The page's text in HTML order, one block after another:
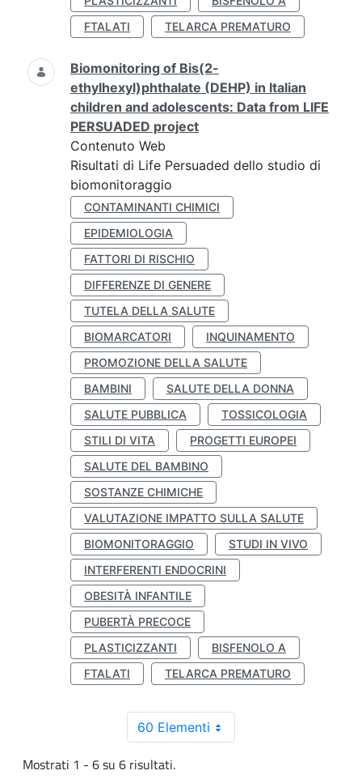
FTALATI
TELARCA PREMATURO
Biomonitoring of Bis(2-
ethylhexyl)phthalate (DEHP) in Italian
children and adolescents: Data from LIFE
PERSUADED project
Contenuto Web
Risultati di Life Persuaded dello studio di
biomonitoraggio
CONTAMINANTI CHIMICI
EPIDEMIOLOGIA
FATTORI DI RISCHIO
DIFFERENZE DI GENERE
TUTELA DELLA SALUTE
BIOMARCATORI
INQUINAMENTO
PROMOZIONE DELLA SALUTE
BAMBINI
SALUTE DELLA DONNA
SALUTE PUBBLICA
TOSSICOLOGIA
STILI DI VITA
PROGETTI EUROPEI
SALUTE DEL BAMBINO
SOSTANZE CHIMICHE
VALUTAZIONE IMPATTO SULLA SALUTE
BIOMONITORAGGIO
STUDI IN VIVO
INTERFERENTI ENDOCRINI
OBESITÀ INFANTILE
PUBERTÀ PRECOCE
PLASTICIZZANTI
BISFENOLO A
FTALATI
TELARCA PREMATURO
60 Elementi
Mostrati 1 - 6 su 6 risultati.